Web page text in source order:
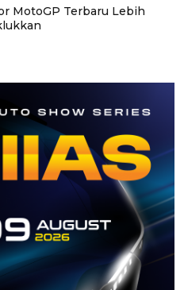
MotoGP Terbaru Lebih